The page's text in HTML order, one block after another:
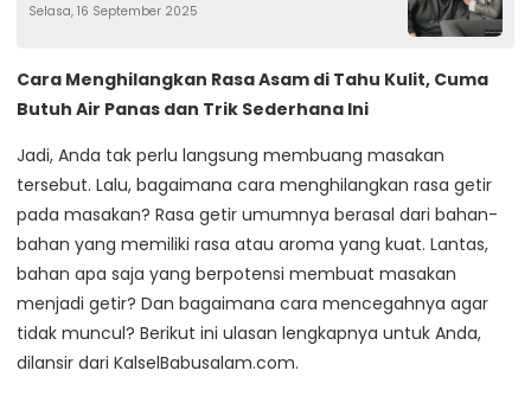
Terseret?
Selasa, 16 September 2025
Cara Menghilangkan Rasa Asam di Tahu Kulit, Cuma
Butuh Air Panas dan Trik Sederhana Ini
Jadi, Anda tak perlu langsung membuang masakan
tersebut. Lalu, bagaimana cara menghilangkan rasa getir
pada masakan? Rasa getir umumnya berasal dari bahan-
bahan yang memiliki rasa atau aroma yang kuat. Lantas,
bahan apa saja yang berpotensi membuat masakan
menjadi getir? Dan bagaimana cara mencegahnya agar
tidak muncul? Berikut ini ulasan lengkapnya untuk Anda,
dilansir dari KalselBabusalam.com.